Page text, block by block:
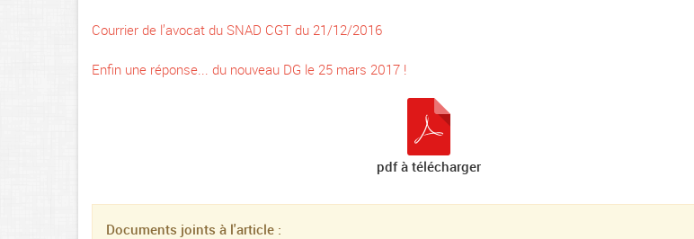
Courrier de l’avocat du SNAD CGT du 21/12/2016
Enfin une réponse... du nouveau DG le 25 mars 2017 !
pdf à télécharger
Documents joints à l'article :